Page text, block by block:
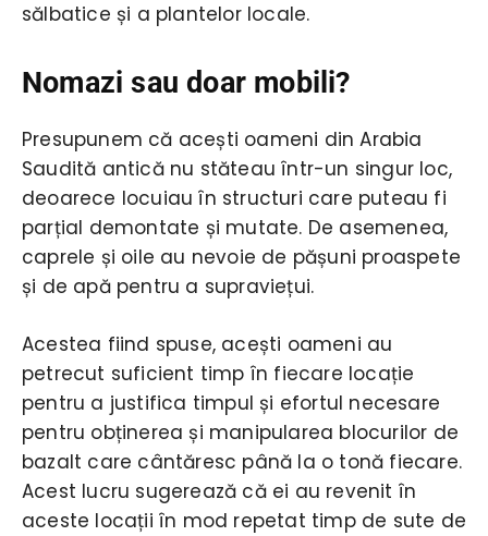
sălbatice și a plantelor locale.
Nomazi sau doar mobili?
Presupunem că acești oameni din Arabia
Saudită antică nu stăteau într-un singur loc,
deoarece locuiau în structuri care puteau fi
parțial demontate și mutate. De asemenea,
caprele și oile au nevoie de pășuni proaspete
și de apă pentru a supraviețui.
Acestea fiind spuse, acești oameni au
petrecut suficient timp în fiecare locație
pentru a justifica timpul și efortul necesare
pentru obținerea și manipularea blocurilor de
bazalt care cântăresc până la o tonă fiecare.
Acest lucru sugerează că ei au revenit în
aceste locații în mod repetat timp de sute de